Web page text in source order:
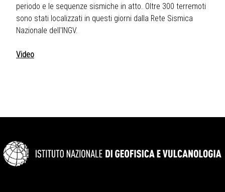
periodo e le sequenze sismiche in atto. Oltre 300 terremoti
sono stati localizzati in questi giorni dalla Rete Sismica
Nazionale dell'INGV.
Video